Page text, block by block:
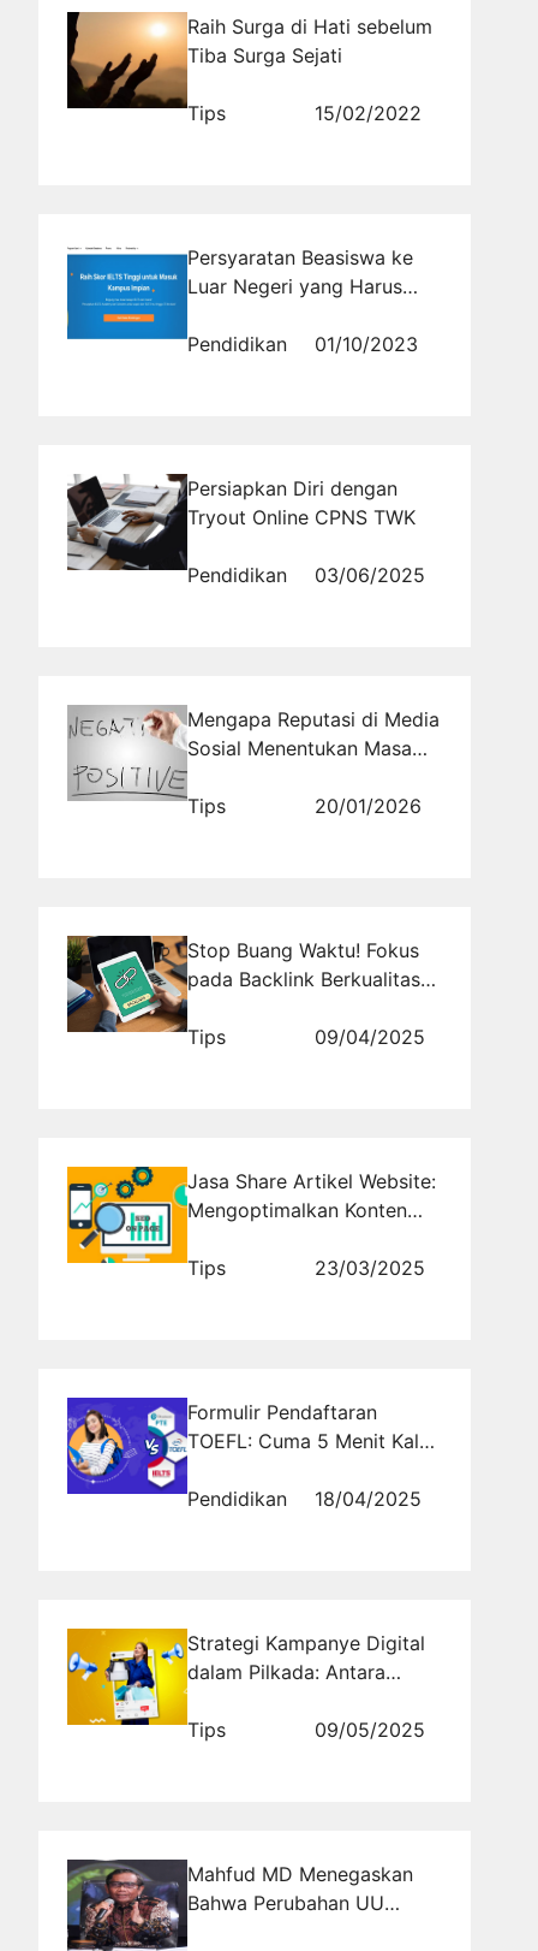
Raih Surga di Hati sebelum
Tiba Surga Sejati
Tips 15/02/2022
Persyaratan Beasiswa ke
Luar Negeri yang Harus
Pendidikan
01/10/2023
Persiapkan Diri dengan
Tryout Online CPNS TWK
Pendidikan 03/06/2025
Mengapa Reputasi di Media
Sosial Menentukan Masa
Tips
20/01/2026
Stop Buang Waktu! Fokus
pada Backlink Berkualitas
Tips
09/04/2025
Jasa Share Artikel Website:
Mengoptimalkan Konten
Backlink
Tips 23/03/2025
Formulir Pendaftaran
TOEFL: Cuma 5 Menit Kalau
Pendidikan
18/04/2025
Strategi Kampanye Digital
dalam Pilkada: Antara
Tips
09/05/2025
Mahfud MD Menegaskan
Bahwa Perubahan UU